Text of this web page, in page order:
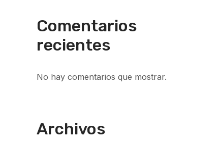
Comentarios
recientes
No hay comentarios que mostrar.
Archivos